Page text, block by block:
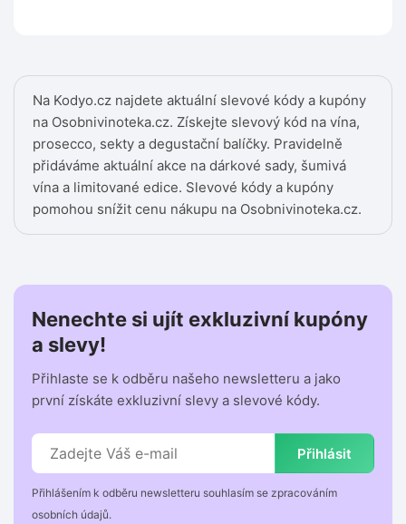
Na Kodyo.cz najdete aktuální slevové kódy a kupóny
na Osobnivinoteka.cz. Získejte slevový kód na vína,
prosecco, sekty a degustační balíčky. Pravidelně
přidáváme aktuální akce na dárkové sady, šumivá
vína a limitované edice. Slevové kódy a kupóny
pomohou snížit cenu nákupu na Osobnivinoteka.cz.
Nenechte si ujít exkluzivní kupóny
a slevy!
Přihlaste se k odběru našeho newsletteru a jako
první získáte exkluzivní slevy a slevové kódy.
Přihlásit
Přihlášením k odběru newsletteru souhlasím se zpracováním
osobních údajů.